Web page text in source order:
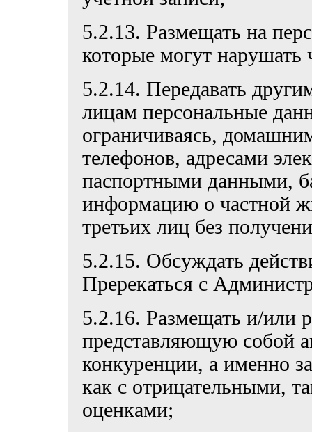
5.2.13. Размещать на
которые могут нарушать
5.2.14. Передавать
лицам персональные
ограничиваясь,
телефонов, адресами
паспортными данными,
информацию о частной
третьих лиц без
5.2.15. Обсуждать
Пререкаться с
5.2.16. Размещать и/или
представляющую собой
конкуренции, а именно
как с отрицательными,
оценками;